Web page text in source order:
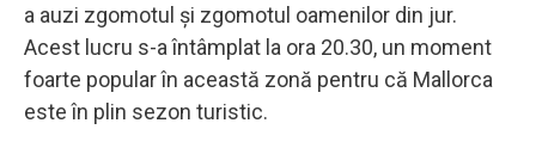
a auzi zgomotul și zgomotul oamenilor din jur.
Acest lucru s-a întâmplat la ora 20.30, un moment
foarte popular în această zonă pentru că Mallorca
este în plin sezon turistic.